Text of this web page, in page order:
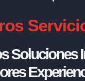
Soluciones